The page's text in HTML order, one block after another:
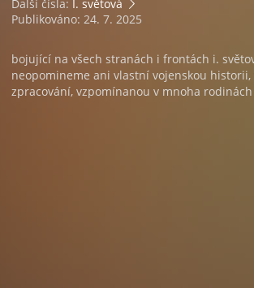
Další čísla: I. světová
Publikováno: 24. 7. 2025
bojující na všech stranách i frontách i.
neopomineme ani vlastní vojenskou
zpracování, vzpomínanou v mnoha rodinách